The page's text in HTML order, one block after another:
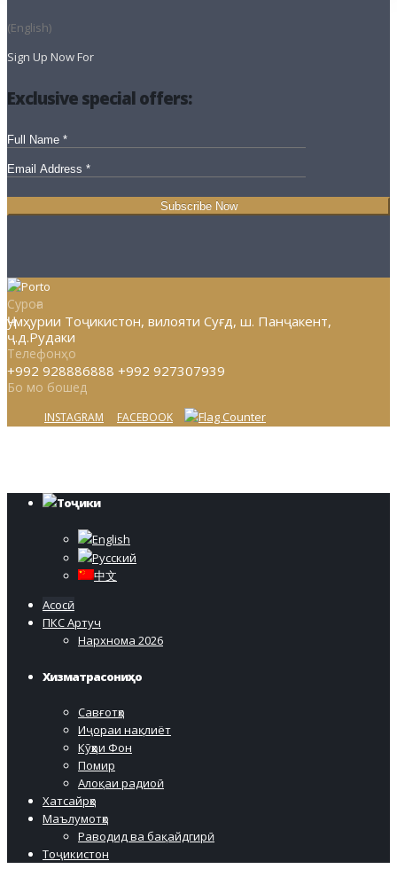
(English)
Sign Up Now For
Exclusive special offers:
Суроға
Ҷумҳурии Тоҷикистон, вилояти Суғд, ш. Панҷакент,
ҷ.д.Рудаки
Телефонҳо
+992 928886888 +992 927307939
Бо мо бошед
INSTAGRAM FACEBOOK
Тоҷики
English
Русский
中文
Асосӣ
ПКС Артуч
Нархнома 2026
Хизматрасониҳо
Савғотҳо
Иҷораи нақлиёт
Кӯҳҳои Фон
Помир
Алоқаи радиоӣ
Хатсайрҳо
Маълумотҳо
Раводид ва бақайдгирӣ
Тоҷикистон